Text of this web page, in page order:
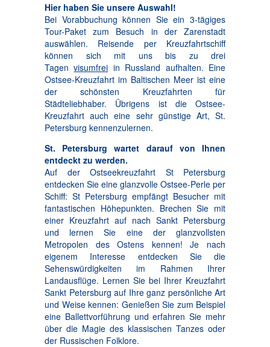
Hier haben Sie unsere Auswahl!
Bei Vorabbuchung können Sie ein 3-tägiges
Tour-Paket zum Besuch in der Zarenstadt
auswählen. Reisende per Kreuzfahrtschiff
können sich mit uns bis zu drei
Tagenvisumfrei in Russland aufhalten. Eine
Ostsee-Kreuzfahrt im Baltischen Meer ist eine
der schönsten Kreuzfahrten für
Städteliebhaber. Übrigens ist die Ostsee-
Kreuzfahrt auch eine sehr günstige Art, St.
Petersburg kennenzulernen.
St. Petersburg wartet darauf von Ihnen
entdeckt zu werden.
Auf der Ostseekreuzfahrt St Petersburg
entdecken Sie eine glanzvolle Ostsee-Perle per
Schiff: St Petersburg empfängt Besucher mit
fantastischen Höhepunkten. Brechen Sie mit
einer Kreuzfahrt auf nach Sankt Petersburg
und lernen Sie eine der glanzvollsten
Metropolen des Ostens kennen! Je nach
eigenem Interesse entdecken Sie die
Sehenswürdigkeiten im Rahmen Ihrer
Landausflüge. Lernen Sie bei Ihrer Kreuzfahrt
Sankt Petersburg auf Ihre ganz persönliche Art
und Weise kennen: Genießen Sie zum Beispiel
eine Ballettvorführung und erfahren Sie mehr
über die Magie des klassischen Tanzes oder
der Russischen Folklore.